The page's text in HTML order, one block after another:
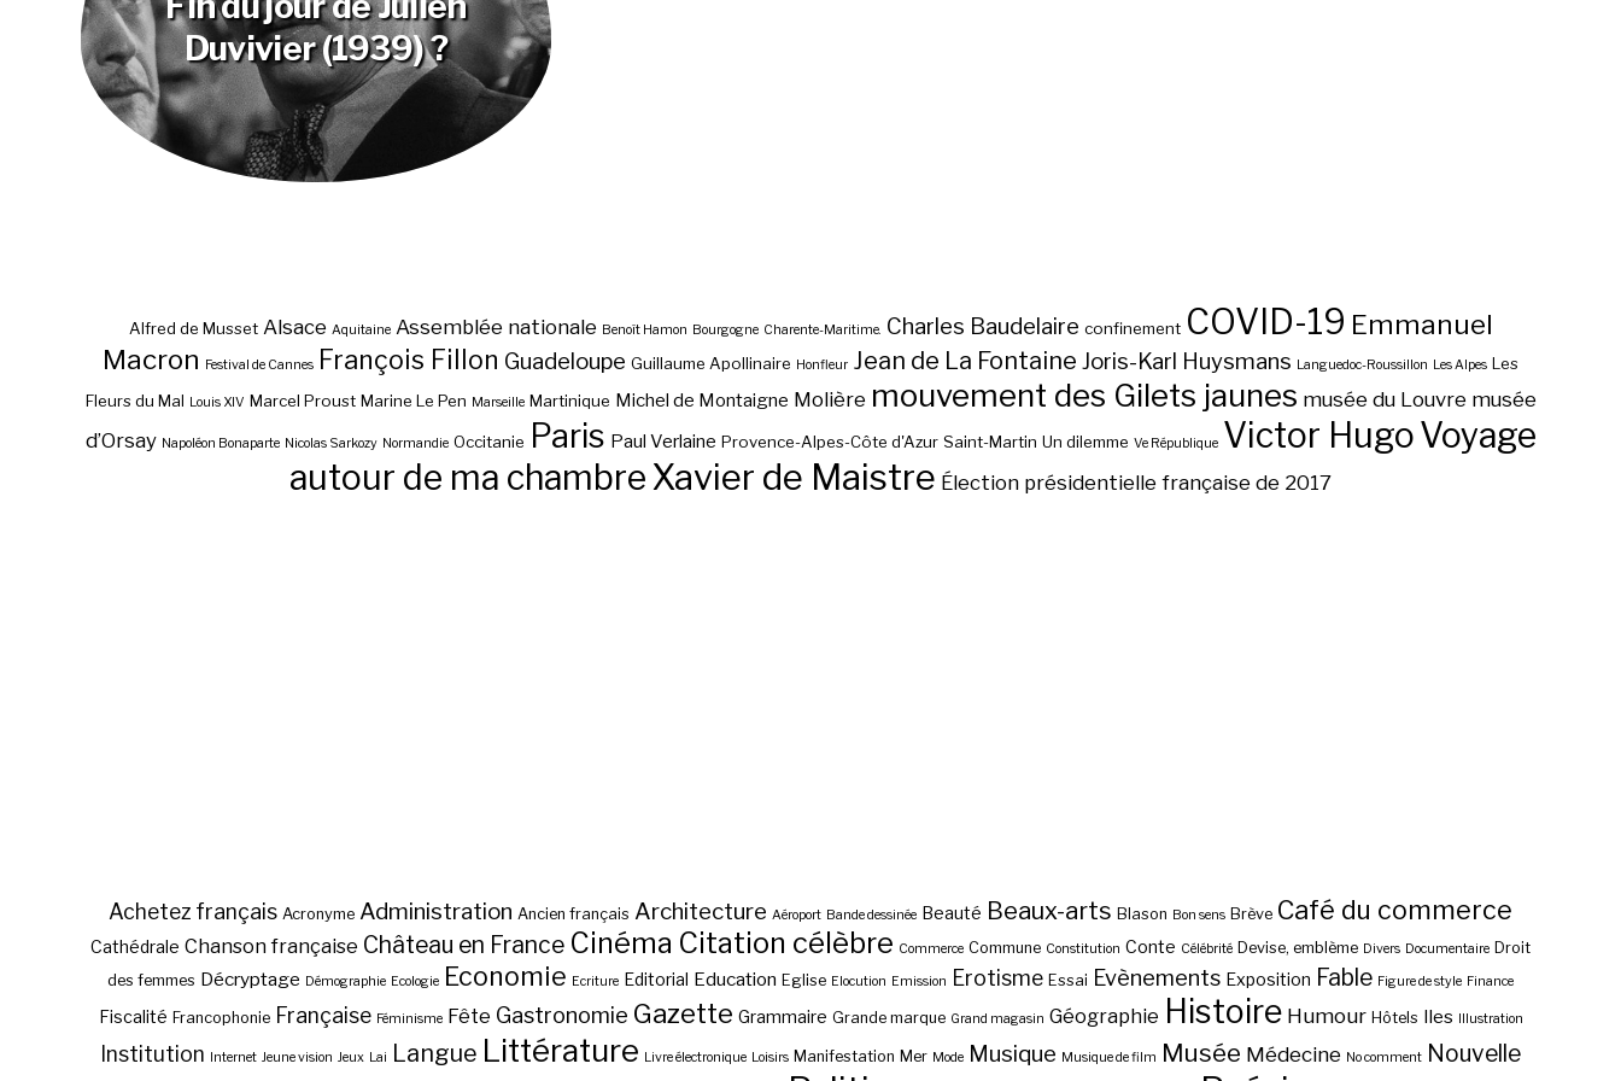
Duvivier (1939) ?
Alfred de Musset Alsace Aquitaine Assemblée nationale Benoît Hamon Bourgogne Charente-Maritime. Charles Baudelaire confinement COVID-19 Emmanuel
Macron Festival de Cannes François Fillon Guadeloupe Guillaume Apollinaire Honfleur Jean de La Fontaine Joris-Karl Huysmans Languedoc-Roussillon Les Alpes Les
Fleurs du Mal Louis XIV Marcel Proust Marine Le Pen Marseille Martinique Michel de Montaigne Molière mouvement des Gilets jaunes musée du Louvre musée
d’Orsay Napoléon Bonaparte Nicolas Sarkozy Normandie Occitanie Paris Paul Verlaine Provence-Alpes-Côte d'Azur Saint-Martin Un dilemme Ve République Victor HugoVoyage
autour de ma chambreXavier de Maistre Élection présidentielle française de 2017
Achetez français Acronyme Administration Ancien français Architecture Aéroport Bande dessinée Beauté Beaux-arts Blason Bon sens Brève Café du commerce
Cathédrale Chanson française Château en France Cinéma Citation célèbre Commerce Commune Constitution Conte Célébrité Devise, emblème Divers Documentaire Droit
des femmes Décryptage Démographie Ecologie Economie Ecriture Editorial Education Eglise Elocution Emission Erotisme Essai Evènements Exposition Fable Figure de style Finance
Fiscalité Francophonie Française Féminisme Fête Gastronomie Gazette Grammaire Grande marque Grand magasin Géographie Histoire Humour Hôtels Iles Illustration
Institution Internet Jeune vision Jeux Lai Langue Littérature Livre électronique Loisirs Manifestation Mer Mode Musique Musique de film Musée Médecine No comment Nouvelle